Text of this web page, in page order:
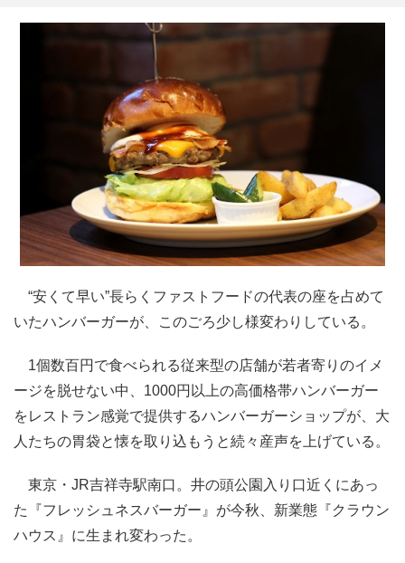
“安くて早い”長らくファストフードの代表の座を占めて
いたハンバーガーが、このごろ少し様変わりしている。
1個数百円で食べられる従来型の店舗が若者寄りのイメ
ージを脱せない中、1000円以上の高価格帯ハンバーガー
をレストラン感覚で提供するハンバーガーショップが、大
人たちの胃袋と懐を取り込もうと続々産声を上げている。
東京・JR吉祥寺駅南口。井の頭公園入り口近くにあっ
た『フレッシュネスバーガー』が今秋、新業態『クラウン
ハウス』に生まれ変わった。